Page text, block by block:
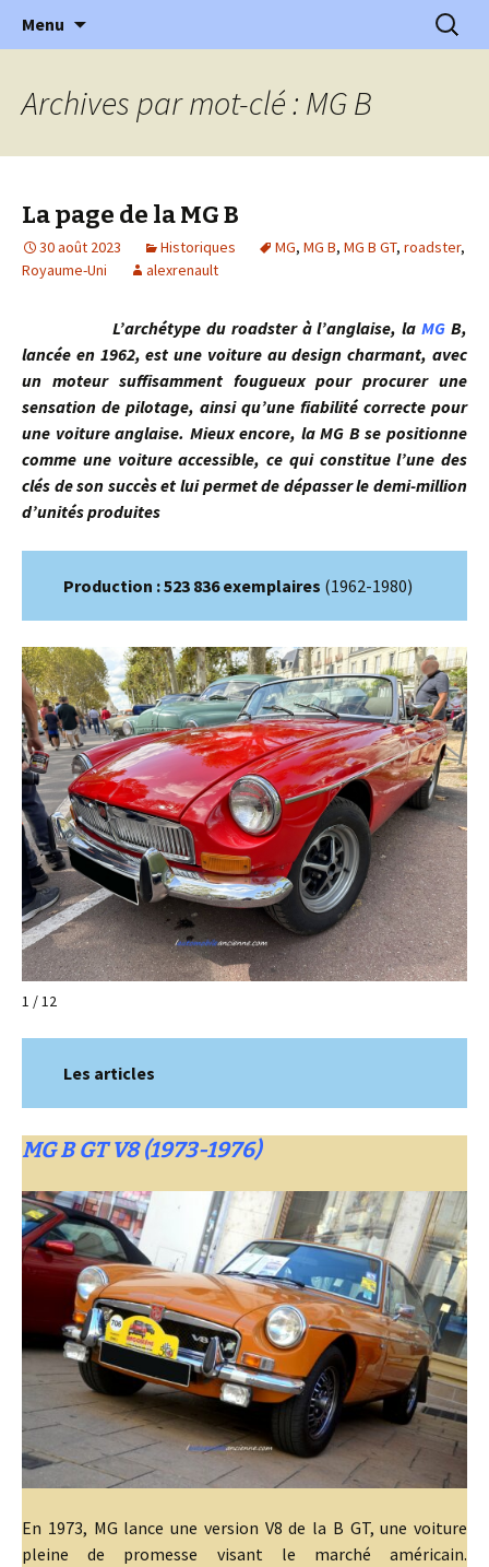
l'Automobile Ancienne
l'automobile ancienne : articles, historiques
…
Menu
Archives par mot-clé : MG B
La page de la MG B
30 août 2023 Historiques MG, MG B, MG B GT, roadster,
Royaume-Uni
alexrenault
L’archétype du roadster à l’anglaise, laMG B,
lancée en 1962, est une voiture au design charmant, avec
un moteur suffisamment fougueux pour procurer une
sensation de pilotage, ainsi qu’une fiabilité correcte pour
une voiture anglaise. Mieux encore, la MG B se positionne
comme une voiture accessible, ce qui constitue l’une des
clés de son succès et lui permet de dépasser le demi-million
d’unités produites
Production : 523 836 exemplaires (1962-1980)
1 / 12
Les articles
MG B GT V8 (1973-1976)
En 1973, MG lance une version V8 de la B GT, une voiture
pleine de promesse visant le marché américain.